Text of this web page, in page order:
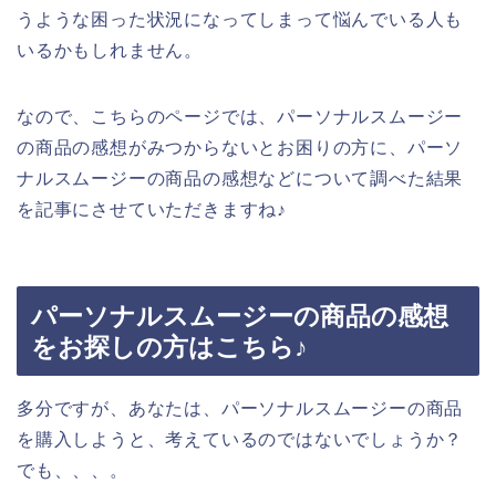
うような困った状況になってしまって悩んでいる人も
いるかもしれません。
なので、こちらのページでは、パーソナルスムージー
の商品の感想がみつからないとお困りの方に、パーソ
ナルスムージーの商品の感想などについて調べた結果
を記事にさせていただきますね♪
パーソナルスムージーの商品の感想
をお探しの方はこちら♪
多分ですが、あなたは、パーソナルスムージーの商品
を購入しようと、考えているのではないでしょうか？
でも、、、。